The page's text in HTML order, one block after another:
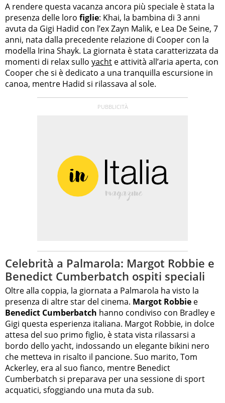
A rendere questa vacanza ancora più speciale è stata la
presenza delle loro figlie: Khai, la bambina di 3 anni
avuta da Gigi Hadid con l’ex Zayn Malik, e Lea De Seine, 7
anni, nata dalla precedente relazione di Cooper con la
modella Irina Shayk. La giornata è stata caratterizzata da
momenti di relax sullo yacht e attività all’aria aperta, con
Cooper che si è dedicato a una tranquilla escursione in
canoa, mentre Hadid si rilassava al sole.
Celebrità a Palmarola: Margot Robbie e
Benedict Cumberbatch ospiti speciali
Oltre alla coppia, la giornata a Palmarola ha visto la
presenza di altre star del cinema. Margot Robbie e
Benedict Cumberbatch hanno condiviso con Bradley e
Gigi questa esperienza italiana. Margot Robbie, in dolce
attesa del suo primo figlio, è stata vista rilassarsi a
bordo dello yacht, indossando un elegante bikini nero
che metteva in risalto il pancione. Suo marito, Tom
Ackerley, era al suo fianco, mentre Benedict
Cumberbatch si preparava per una sessione di sport
acquatici, sfoggiando una muta da sub.